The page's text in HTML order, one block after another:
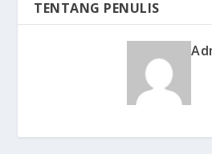
TENTANG PENULIS